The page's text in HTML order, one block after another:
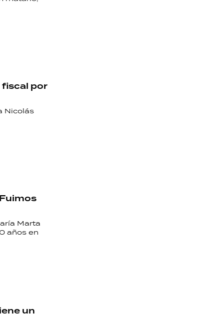
fiscal por
Nicolás
Marta
años en
un